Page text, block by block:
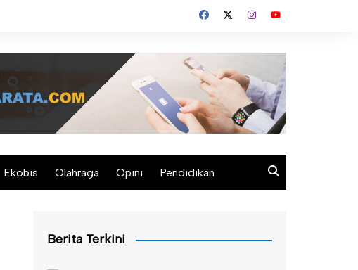
Ekobis Olahraga Opini Pendidikan
Berita Terkini